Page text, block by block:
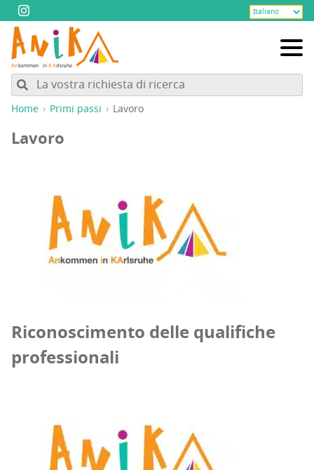
Home Pri­mi passi Lavo­ro
Lavo­ro
Riconoscimento delle qualifiche
professionali